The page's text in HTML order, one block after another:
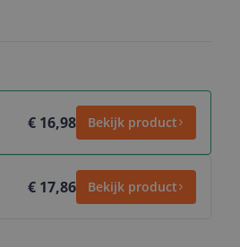
€ 16,98 Bekijk product
€ 17,86 Bekijk product